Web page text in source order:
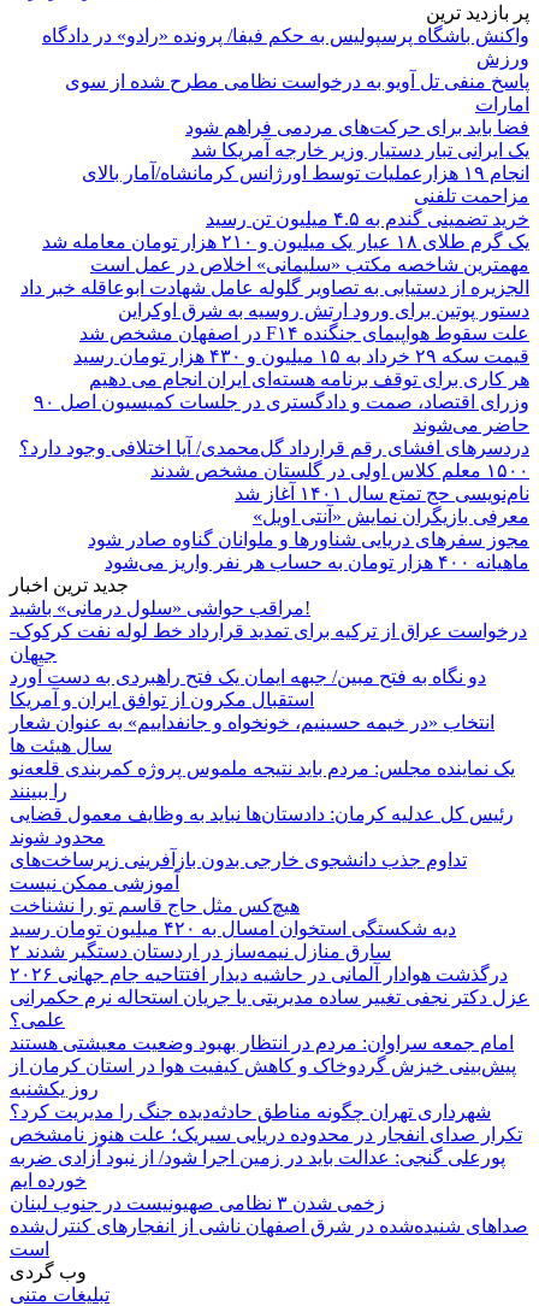
پر بازدید ترین
واکنش باشگاه پرسپولیس به حکم فیفا/ پرونده «رادو» در دادگاه
ورزش
پاسخ منفی تل آویو به درخواست نظامی مطرح شده از سوی
امارات
فضا باید برای حرکت‌های مردمی فراهم شود
یک ایرانی تبار دستیار وزیر خارجه آمریکا شد
انجام ۱۹ هزارعملیات توسط اورژانس کرمانشاه/آمار بالای
مزاحمت تلفنی
خرید تضمینی گندم به ۴.۵ میلیون تن رسید
یک گرم طلای ۱۸ عیار یک میلیون و ۲۱۰ هزار تومان معامله شد
مهمترین شاخصه مکتب «سلیمانی» اخلاص در عمل است
الجزیره از دستیابی به تصاویر گلوله عامل شهادت ابوعاقله خبر داد
دستور پوتین برای ورود ارتش روسیه به شرق اوکراین
علت سقوط هواپیمای جنگنده F۱۴ در اصفهان مشخص شد
قیمت سکه ۲۹ خرداد به ۱۵ میلیون و ۴۳۰ هزار تومان رسید
هر کاری برای توقف برنامه هسته‌ای ایران انجام می دهیم
وزرای اقتصاد، صمت و دادگستری در جلسات کمیسیون اصل ۹۰
حاضر می‌شوند
دردسرهای افشای رقم قرارداد گل‌محمدی/ آیا اختلافی وجود دارد؟
۱۵۰۰ معلم کلاس اولی در گلستان مشخص شدند
نام‌نویسی حج تمتع سال ۱۴۰۱ آغاز شد
معرفی بازیگران نمایش «آنتی اویل»
مجوز سفرهای دریایی شناورها و ملوانان گناوه صادر شود
ماهیانه ۴۰۰ هزار تومان به حساب هر نفر واریز می‌شود
جدید ترین اخبار
مراقب حواشی «سلول درمانی» باشید!
درخواست عراق از ترکیه برای تمدید قرارداد خط لوله نفت کرکوک-
جیهان
دو نگاه به فتح مبین/ جبهه ایمان یک فتح راهبردی به دست آورد
استقبال مکرون از توافق ایران و آمریکا
انتخاب «در خیمه حسینیم، خونخواه و جانفداییم» به عنوان شعار
سال هیئت ها
یک نماینده مجلس: مردم باید نتیجه ملموس پروژه کمربندی قلعه‌نو
را ببینند
رئیس کل عدلیه کرمان: دادستان‌ها نباید به وظایف معمول قضایی
محدود شوند
تداوم جذب دانشجوی خارجی بدون بازآفرینی زیرساخت‌های
آموزشی ممکن نیست
هیچ‌کس مثل حاج قاسم تو را نشناخت
دیه شکستگی استخوان امسال به ۴۲۰ میلیون تومان رسید
۲ سارق منازل نیمه‌ساز در اردستان دستگیر شدند
درگذشت هوادار آلمانی در حاشیه دیدار افتتاحیه جام جهانی ۲۰۲۶
عزل دکتر نجفی تغییر ساده مدیریتی یا جریان استحاله نرم حکمرانی
علمی؟
امام جمعه سراوان: مردم در انتظار بهبود وضعیت معیشتی هستند
پیش‌بینی خیزش گردوخاک و کاهش کیفیت هوا در استان کرمان از
روز یکشنبه
شهرداری تهران چگونه مناطق حادثه‌دیده جنگ را مدیریت کرد؟
تکرار صدای انفجار در محدوده دریایی سیریک؛ علت هنوز نامشخص
پورعلی گنجی: عدالت باید در زمین اجرا شود/ از نبود آزادی ضربه
خورده ایم
زخمی شدن ۳ نظامی صهیونیست در جنوب لبنان
صداهای شنیده‌شده در شرق اصفهان ناشی از انفجارهای کنترل‌شده
است
وب گردی
تبلیغات متنی